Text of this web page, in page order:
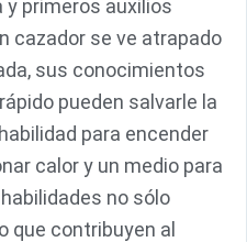
y primeros auxilios
cazador se ve atrapado
sus conocimientos
pueden salvarle la
para encender
calor y un medio para
no sólo
que contribuyen al